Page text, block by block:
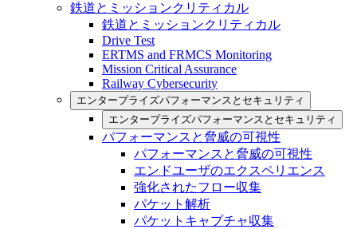
鉄道とミッションクリティカル
鉄道とミッションクリティカル
Drive Test
ERTMS and FRMCS Monitoring
Mission Critical Assurance
Railway Cybersecurity
エンタープライズパフォーマンスとセキュリティ
エンタープライズパフォーマンスとセキュリティ
パフォーマンスと脅威の可視性
パフォーマンスと脅威の可視性
エンドユーザのエクスペリエンス
強化されたフロー収集
パケット解析
パケットキャプチャ収集